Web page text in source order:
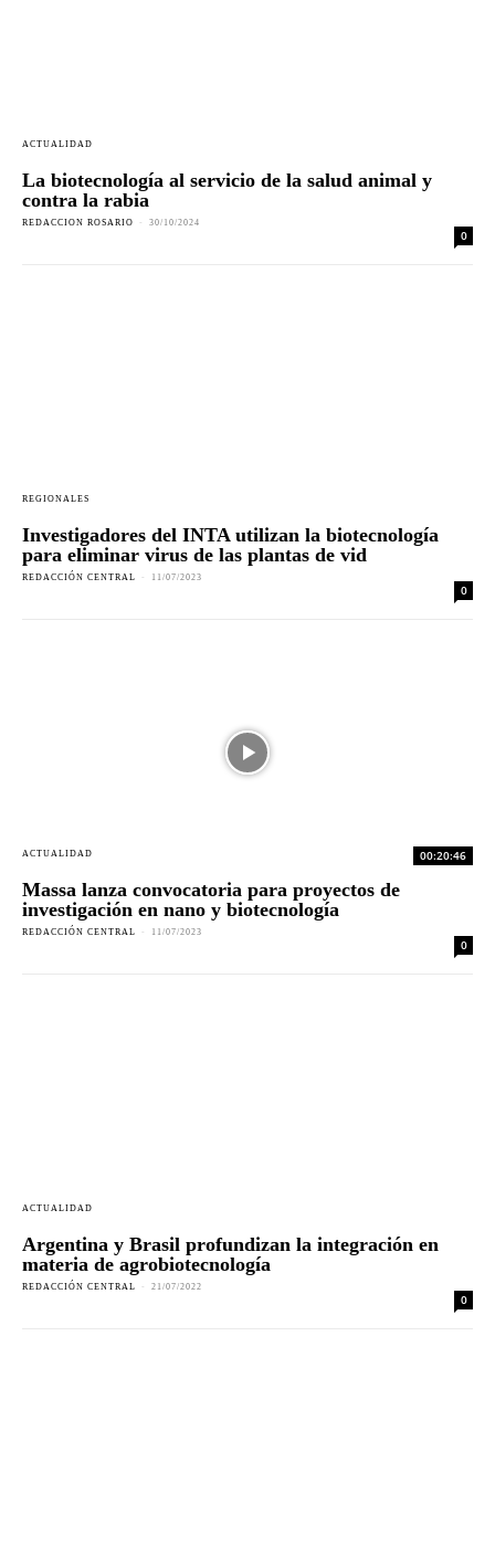
ACTUALIDAD
La biotecnología al servicio de la salud animal y
contra la rabia
REDACCION ROSARIO - 30/10/2024
0
REGIONALES
Investigadores del INTA utilizan la biotecnología
para eliminar virus de las plantas de vid
REDACCIÓN CENTRAL - 11/07/2023
0
ACTUALIDAD 00:20:46
Massa lanza convocatoria para proyectos de
investigación en nano y biotecnología
REDACCIÓN CENTRAL - 11/07/2023
0
ACTUALIDAD
Argentina y Brasil profundizan la integración en
materia de agrobiotecnología
REDACCIÓN CENTRAL - 21/07/2022
0